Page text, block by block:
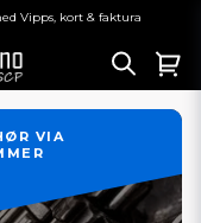
Vipps, kort & faktura
VIA